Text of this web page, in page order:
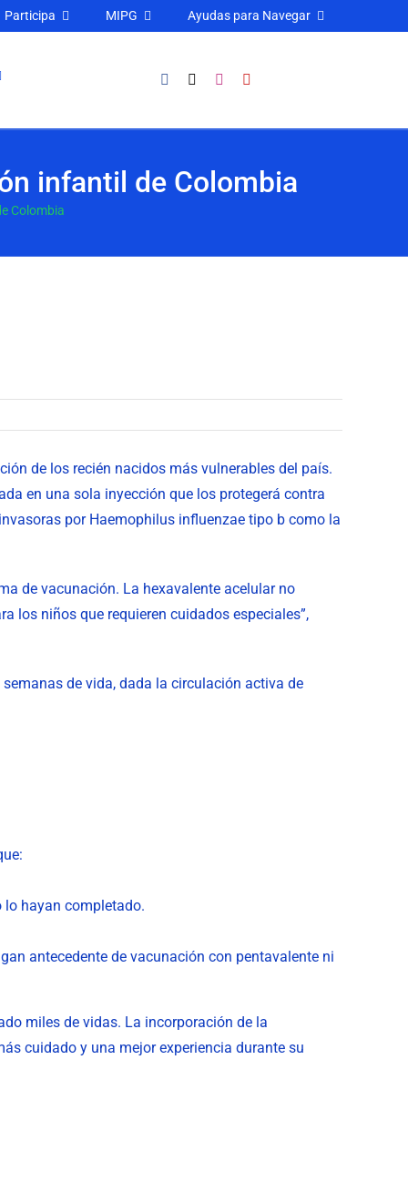
Participa MIPG Ayudas para Navegar
infantil de Colombia
Colombia
de los recién nacidos más vulnerables del país.
en una sola inyección que los protegerá contra
por Haemophilus influenzae tipo b como la
de vacunación. La hexavalente acelular no
los niños que requieren cuidados especiales”,
de vida, dada la circulación activa de
lo hayan completado.
antecedente de vacunación con pentavalente ni
miles de vidas. La incorporación de la
cuidado y una mejor experiencia durante su